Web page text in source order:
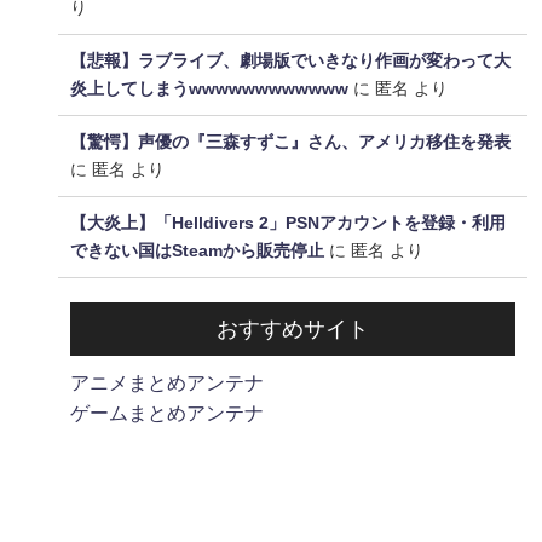
り
【悲報】ラブライブ、劇場版でいきなり作画が変わって大
炎上してしまうwwwwwwwwwwww に 匿名 より
【驚愕】声優の『三森すずこ』さん、アメリカ移住を発表
に 匿名 より
【大炎上】「Helldivers 2」PSNアカウントを登録・利用
できない国はSteamから販売停止 に 匿名 より
おすすめサイト
アニメまとめアンテナ
ゲームまとめアンテナ